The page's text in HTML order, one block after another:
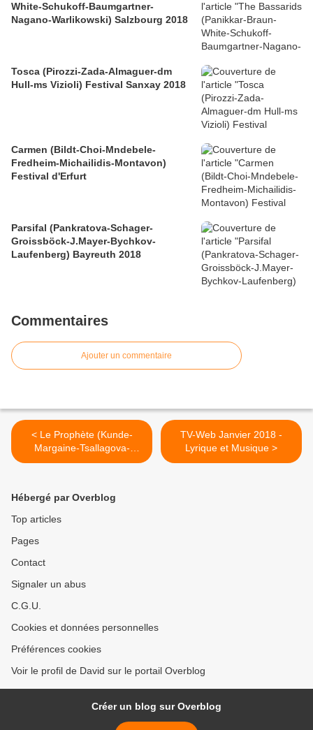
White-Schukoff-Baumgartner-
Nagano-Warlikowski) Salzbourg 2018
Tosca (Pirozzi-Zada-Almaguer-dm
Hull-ms Vizioli) Festival Sanxay 2018
Carmen (Bildt-Choi-Mndebele-
Fredheim-Michailidis-Montavon)
Festival d'Erfurt
Parsifal (Pankratova-Schager-
Groissböck-J.Mayer-Bychkov-
Laufenberg) Bayreuth 2018
Commentaires
Ajouter un commentaire
< Le Prophète (Kunde-
Margaine-Tsallagova-
Carico-Bouley-Mazzola-Py)
TV-Web Janvier 2018 -
Lyrique et Musique >
Hébergé par Overblog
Top articles
Pages
Contact
Signaler un abus
C.G.U.
Cookies et données personnelles
Préférences cookies
Voir le profil de David sur le portail Overblog
Créer un blog sur Overblog